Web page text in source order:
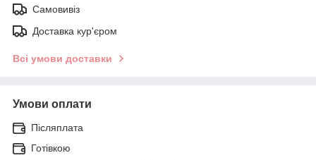
Самовивіз
Доставка кур'єром
Всі умови доставки
Умови оплати
Післяплата
Готівкою